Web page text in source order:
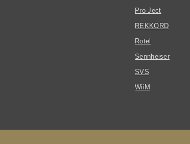
Pro-Ject
REKKORD
Rotel
Sennheiser
SVS
WiiM